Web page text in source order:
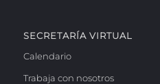
SECRETARÍA VIRTUAL
Calendario
Trabaja con nosotros